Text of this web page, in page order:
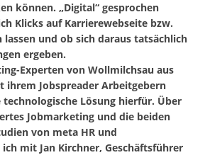
können. „Digital“ gesprochen
Klicks auf Karrierewebseite bzw.
lassen und ob sich daraus tatsächlich
ergeben.
Experten von Wollmilchsau aus
ihrem Jobspreader Arbeitgebern
Lösung hierfür. Über
Jobmarketing und die beiden
von meta HR und
mit Jan Kirchner, Geschäftsführer